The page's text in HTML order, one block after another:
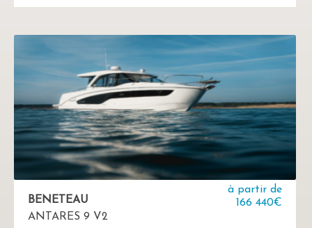
BENETEAU
ANTARES 9 V2
à partir de
166 440€